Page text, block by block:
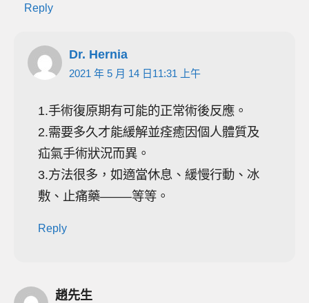
Reply
Dr. Hernia
2021 年 5 月 14 日11:31 上午
1.手術復原期有可能的正常術後反應。
2.需要多久才能緩解並痊癒因個人體質及
疝氣手術狀況而異。
3.方法很多，如適當休息、緩慢行動、冰
敷、止痛藥——–等等。
Reply
趙先生